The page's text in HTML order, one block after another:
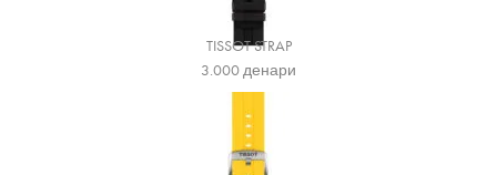
TISSOT STRAP
3.000денари